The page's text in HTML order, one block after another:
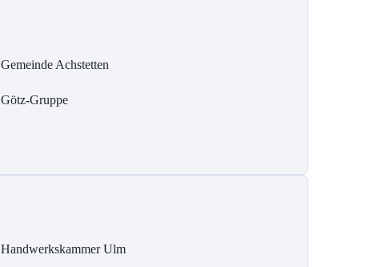
Gemeinde Achstetten
Götz-Gruppe
Handwerkskammer Ulm